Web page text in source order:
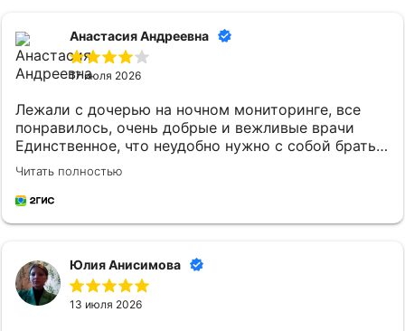
Анастасия Андреевна
17 июля 2026
Лежали с дочерью на ночном мониторинге, все
понравилось, очень добрые и вежливые врачи
Единственное, что неудобно нужно с собой брать
постельное белье и маленькому ребенку
кипяченую воду
Читать полностью
Юлия Анисимова
13 июля 2026